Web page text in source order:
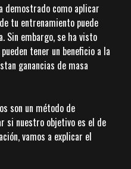
demostrado como aplicar
tu entrenamiento puede
Sin embargo, se ha visto
tener un beneficio a la
ganancias de masa
son un método de
si nuestro objetivo es el de
vamos a explicar el